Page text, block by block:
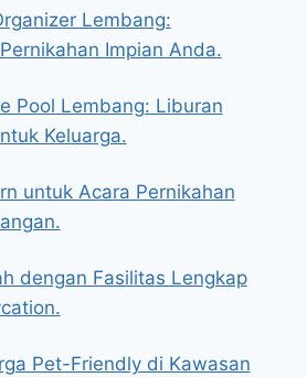
Lembang:
Impian Anda.
Pool Lembang: Liburan
Keluarga.
untuk Acara Pernikahan
dengan Fasilitas Lengkap
Pet-Friendly di Kawasan